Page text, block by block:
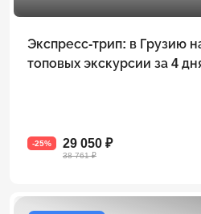
Экспресс-трип: в Грузию
топовых экскурсии за 4
-25% 29 050 ₽
38 761 ₽